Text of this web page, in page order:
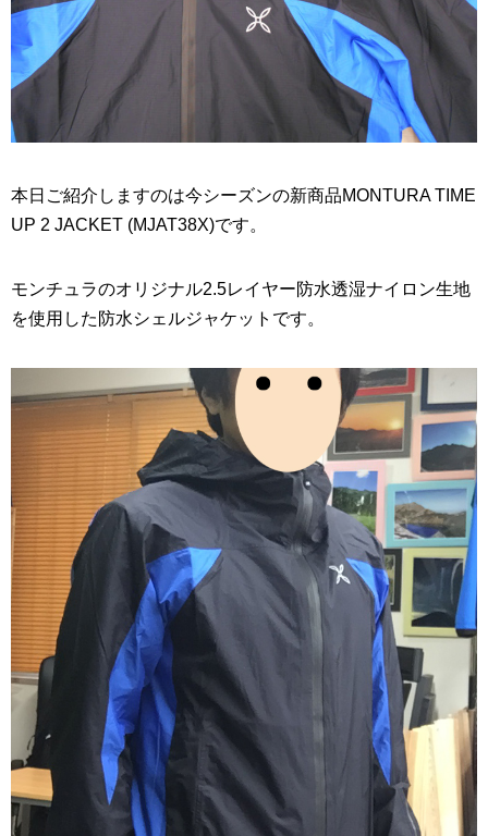
本日ご紹介しますのは今シーズンの新商品MONTURA TIME
UP 2 JACKET (MJAT38X)です。
モンチュラのオリジナル2.5レイヤー防水透湿ナイロン生地
を使用した防水シェルジャケットです。